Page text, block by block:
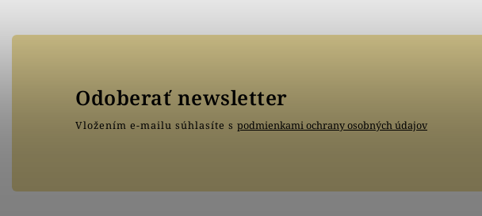
Odoberať newsletter
Vložením e-mailu súhlasíte s podmienkami ochrany osobných údajov